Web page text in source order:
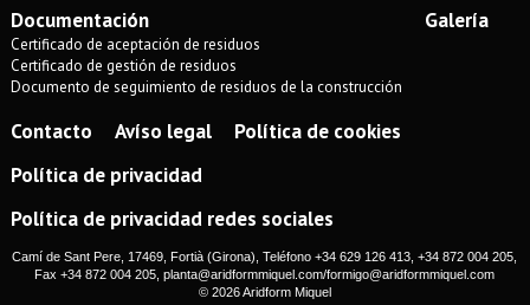
Documentación
Certificado de aceptación de residuos
Certificado de gestión de residuos
Documento de seguimiento de residuos de la construcción
Galería
Contacto Avíso legal
Política de cookies
Política de privacidad
Política de privacidad redes sociales
Camí de Sant Pere, 17469, Fortià (Girona), Teléfono +34 629 126 413, +34 872 004 205,
Fax +34 872 004 205,planta@aridformmiquel.com/formigo@aridformmiquel.com
© 2026 Aridform Miquel